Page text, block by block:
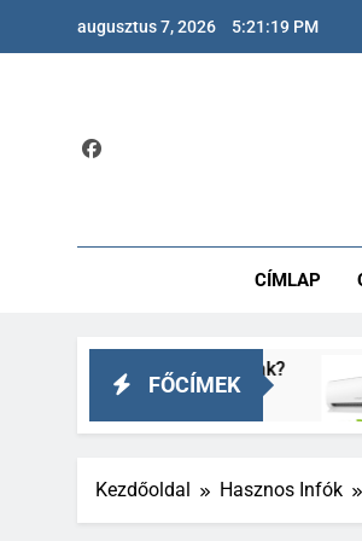
augusztus 7, 2026 5:21:20 PM
CÍMLAP
FŐCÍMEK
és a májnak?
1 Év
Kezdőoldal Hasznos Infók